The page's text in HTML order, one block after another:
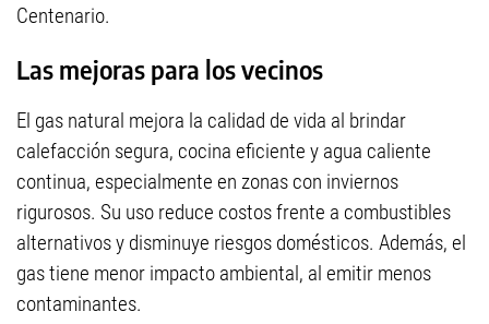
Centenario.
Las mejoras para los vecinos
El gas natural mejora la calidad de vida al brindar
calefacción segura, cocina eficiente y agua caliente
continua, especialmente en zonas con inviernos
rigurosos. Su uso reduce costos frente a combustibles
alternativos y disminuye riesgos domésticos. Además, el
gas tiene menor impacto ambiental, al emitir menos
contaminantes.